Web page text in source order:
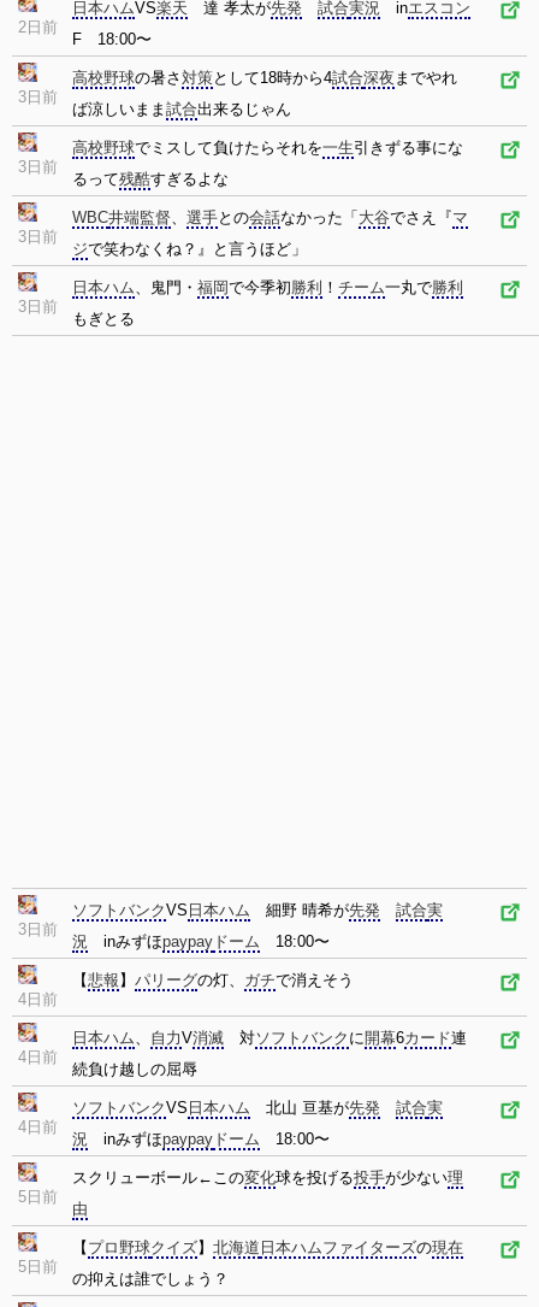
2日前
日本ハムVS楽天 達 孝太が先発 試合実況 inエスコン
F 18:00〜
3日前
高校野球の暑さ対策として18時から4試合深夜 までやれ
ば涼しいまま 試合出来るじゃん
3日前
高校野球でミスして負けたらそれを一生引きずる事にな
るって残酷すぎるよな
3日前
WBC井端監督、 選手との会話なかった「 大谷でさえ『マ
ジで笑わなくね？』と言うほど」
3日前
日本ハム、鬼門・ 福岡で今季初勝利 ！ チーム一丸で勝利
もぎとる
3日前
ソフトバンクVS 日本ハム 細野 晴希が先発 試合実
況 inみずほpaypay ドーム 18:00〜
4日前
【悲報 】 パリーグの灯、 ガチで消えそう
4日前
日本ハム、 自力V消滅 対ソフトバンク に開幕6カード連
続負け越しの屈辱
4日前
ソフトバンクVS 日本ハム 北山 亘基が先発 試合実
況 inみずほpaypay ドーム 18:00〜
5日前
スクリューボール←この変化球を投げる投手が少ない理
由
5日前
【 プロ野球クイズ】 北海道 日本ハムファイターズの現在
の抑えは誰でしょう？